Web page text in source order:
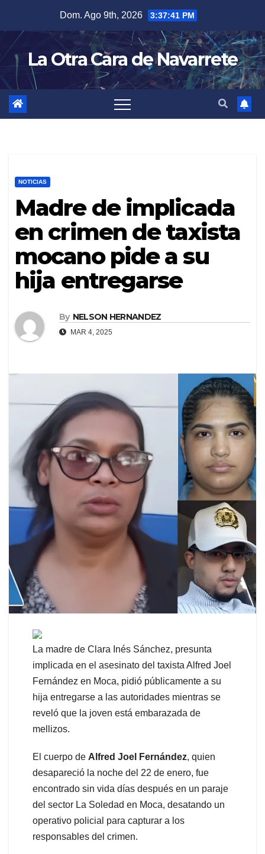
content
Dom. Ago 9th, 2026 3:37:42 PM
La Otra Cara de Navarrete
NOTICIAS
Madre de implicada
en crimen de taxista
mocano pide a su
hija entregarse
By NELSON HERNANDEZ
MAR 4, 2025
La madre de Clara Inés Sánchez, presunta
implicada en el asesinato del taxista Alfred Joel
Fernández en Moca, pidió públicamente a su
hija entregarse a las autoridades mientras se
reveló que la joven está embarazada de
mellizos.
El cuerpo de Alfred Joel Fernández, quien
desapareció la noche del 22 de enero, fue
encontrado sin vida días después en un paraje
del sector La Soledad en Moca, desatando un
operativo policial para capturar a los
responsables del crimen.